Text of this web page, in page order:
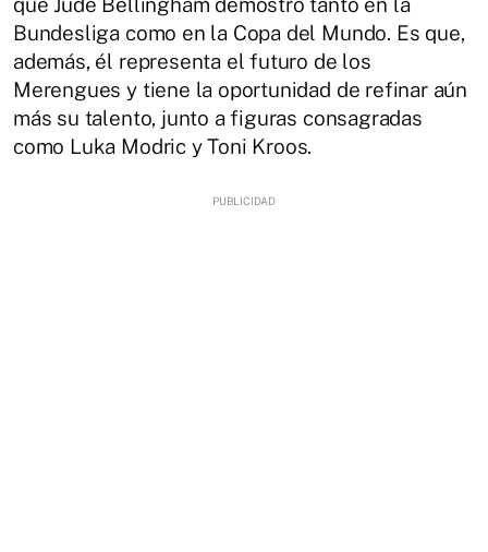
que Jude Bellingham demostró tanto en la
Bundesliga como en la Copa del Mundo. Es que,
además, él representa el futuro de los
Merengues y tiene la oportunidad de refinar aún
más su talento, junto a figuras consagradas
como Luka Modric y Toni Kroos.